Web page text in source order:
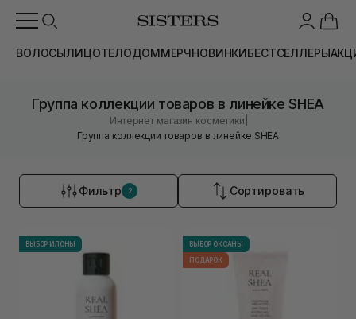
ВОЛОСЫЛИЦОТЕЛОДОММЕРЧНОВИНКИБЕСТСЕЛЛЕРЫ
Группа коллекции товаров в линейке SHEA
Интернет магазин косметики
Группа коллекции товаров в линейке SHEA
Фильтр 2 Сортировать
ВЫБОР ИЛОНЫ
ВЫБОР ОКСАНЫ
ПОДАРОК